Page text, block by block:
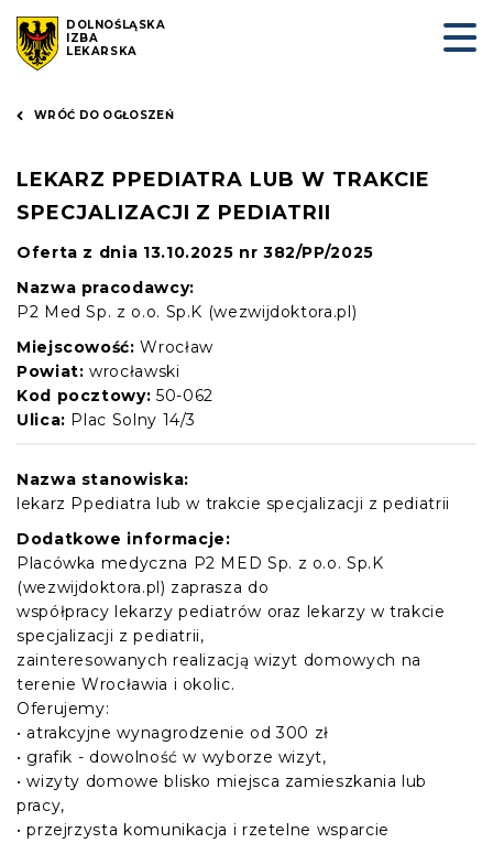
DOLNOŚLĄSKA
IZBA
LEKARSKA
WRÓĆ DO OGŁOSZEŃ
LEKARZ PPEDIATRA LUB W TRAKCIE
SPECJALIZACJI Z PEDIATRII
Oferta z dnia 13.10.2025 nr 382/PP/2025
Nazwa pracodawcy:
P2 Med Sp. z o.o. Sp.K (wezwijdoktora.pl)
Miejscowość: Wrocław
Powiat: wrocławski
Kod pocztowy: 50-062
Ulica: Plac Solny 14/3
Nazwa stanowiska:
lekarz Ppediatra lub w trakcie specjalizacji z pediatrii
Dodatkowe informacje:
Placówka medyczna P2 MED Sp. z o.o. Sp.K
(wezwijdoktora.pl) zaprasza do
współpracy lekarzy pediatrów oraz lekarzy w trakcie
specjalizacji z pediatrii,
zainteresowanych realizacją wizyt domowych na
terenie Wrocławia i okolic.
Oferujemy:
• atrakcyjne wynagrodzenie od 300 zł
• grafik - dowolność w wyborze wizyt,
• wizyty domowe blisko miejsca zamieszkania lub
pracy,
• przejrzysta komunikacja i rzetelne wsparcie